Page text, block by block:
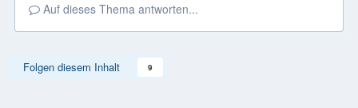
Auf dieses Thema antworten...
Folgen diesem Inhalt 9